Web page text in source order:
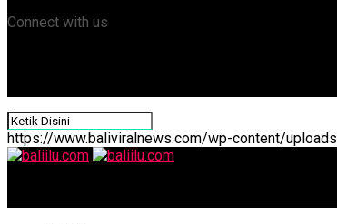
Connect with us
https://www.baliviralnews.com/wp-content/